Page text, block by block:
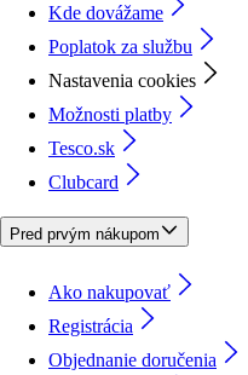
Kde dovážame
Poplatok za službu
Nastavenia cookies
Možnosti platby
Tesco.sk
Clubcard
Pred prvým nákupom
Ako nakupovať
Registrácia
Objednanie doručenia